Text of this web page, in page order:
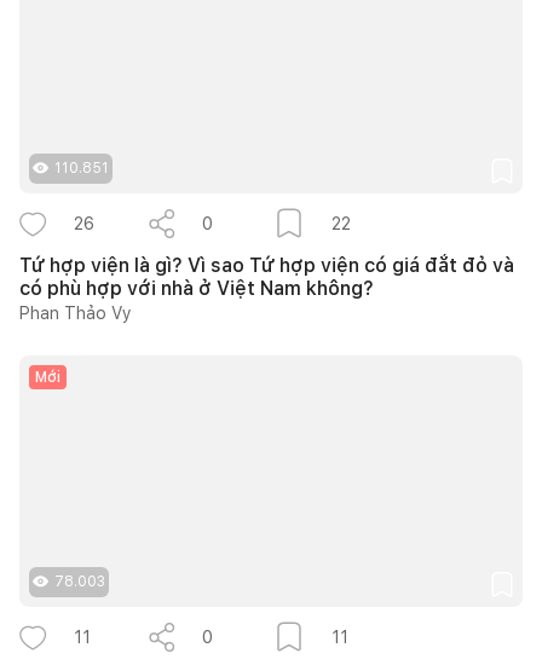
110.851
26 0 22
Tứ hợp viện là gì? Vì sao Tứ hợp viện có giá đắt đỏ và
có phù hợp với nhà ở Việt Nam không?
Phan Thảo Vy
Mới
78.003
11 0 11